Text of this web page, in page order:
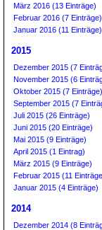
März 2016 (13 Einträge)
Februar 2016 (7 Einträge)
Januar 2016 (11 Einträge)
2015
Dezember 2015 (7
November 2015 (6
Oktober 2015 (7 Einträge)
September 2015 (7
Juli 2015 (26 Einträge)
Juni 2015 (20 Einträge)
Mai 2015 (9 Einträge)
April 2015 (1 Eintrag)
März 2015 (9 Einträge)
Februar 2015 (11
Januar 2015 (4 Einträge)
2014
Dezember 2014 (8